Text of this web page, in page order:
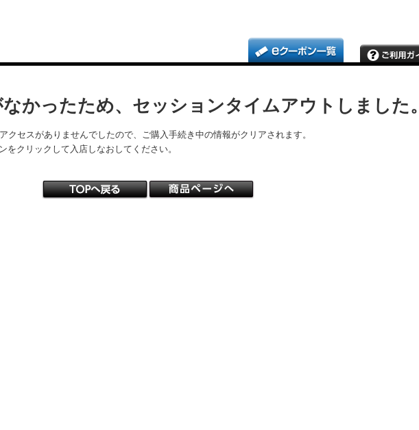
かったため、セッションタイムアウトしました。
クセスがありませんでしたので、ご購入手続き中の情報がクリアされます。
をクリックして入店しなおしてください。